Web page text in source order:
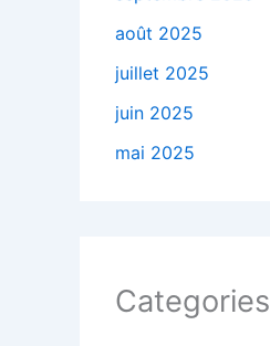
août 2025
juillet 2025
juin 2025
mai 2025
Categories